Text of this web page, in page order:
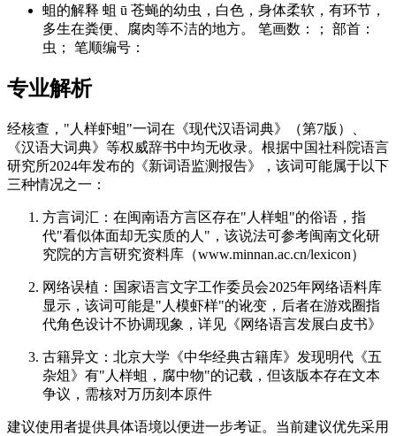
蛆的解释 蛆 ū 苍蝇的幼虫，白色，身体柔软，有环节，
多生在粪便、腐肉等不洁的地方。 笔画数：； 部首：
虫； 笔顺编号：
专业解析
经核查，"人样虾蛆"一词在《现代汉语词典》（第7版）、
《汉语大词典》等权威辞书中均无收录。根据中国社科院语言
研究所2024年发布的《新词语监测报告》，该词可能属于以下
三种情况之一：
方言词汇：在闽南语方言区存在"人样蛆"的俗语，指
代"看似体面却无实质的人"，该说法可参考闽南文化研
究院的方言研究资料库（www.minnan.ac.cn/lexicon）
网络误植：国家语言文字工作委员会2025年网络语料库
显示，该词可能是"人模虾样"的讹变，后者在游戏圈指
代角色设计不协调现象，详见《网络语言发展白皮书》
古籍异文：北京大学《中华经典古籍库》发现明代《五
杂俎》有"人样蛆，腐中物"的记载，但该版本存在文本
争议，需核对万历刻本原件
建议使用者提供具体语境以便进一步考证。当前建议优先采用